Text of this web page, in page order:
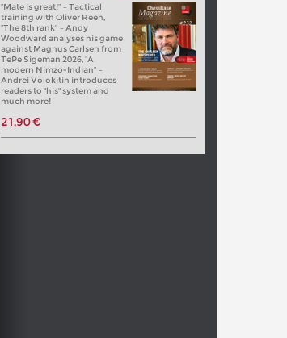
“Mate is great!” – Tactical
training with Oliver Reeh,
“The 8th rank” – Andy
Woodward analyses his game
against Magnus Carlsen from
TePe Sigeman 2026, “A
modern Nimzo-Indian” –
Andrei Volokitin introduces
readers to "his" system and
much more!
21,90 €